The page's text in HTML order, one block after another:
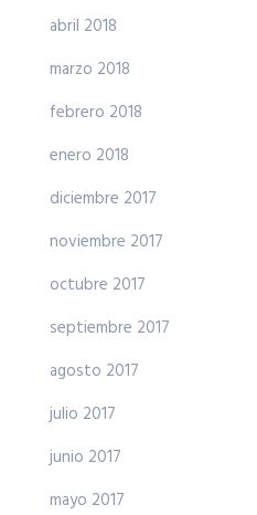
abril 2018
marzo 2018
febrero 2018
enero 2018
diciembre 2017
noviembre 2017
octubre 2017
septiembre 2017
agosto 2017
julio 2017
junio 2017
mayo 2017